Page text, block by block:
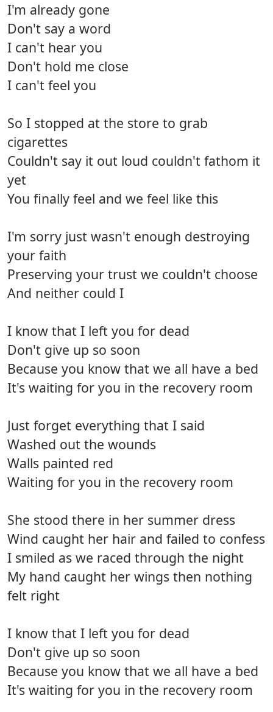
I'm already gone
Don't say a word
I can't hear you
Don't hold me close
I can't feel you
So I stopped at the store to grab
cigarettes
Couldn't say it out loud couldn't fathom it
yet
You finally feel and we feel like this
I'm sorry just wasn't enough destroying
your faith
Preserving your trust we couldn't choose
And neither could I
I know that I left you for dead
Don't give up so soon
Because you know that we all have a bed
It's waiting for you in the recovery room
Just forget everything that I said
Washed out the wounds
Walls painted red
Waiting for you in the recovery room
She stood there in her summer dress
Wind caught her hair and failed to confess
I smiled as we raced through the night
My hand caught her wings then nothing
felt right
I know that I left you for dead
Don't give up so soon
Because you know that we all have a bed
It's waiting for you in the recovery room